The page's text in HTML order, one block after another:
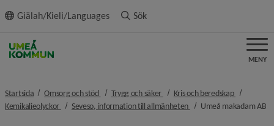
innehållet
Giälah/Kieli/Languages Sök
MENY
Startsida Omsorg och stöd nivå i brödsmulenavigeringen
Trygg och säker nivå i brödsmulenavigeringen
Kris och beredskap nivå i
Kemikalieolyckor nivå i brödsmulenavigeringen
Seveso, information till allmänheten nivå i
Umeå makadam AB